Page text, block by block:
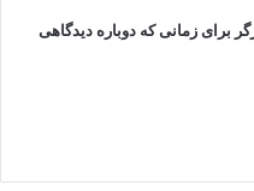
برای زمانی که دوباره دیدگاهی